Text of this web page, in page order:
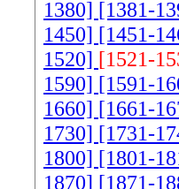
1380] [1381-
1450] [1451-
1520] [1521-
1590] [1591-
1660] [1661-
1730] [1731-
1800] [1801-
1870] [1871-